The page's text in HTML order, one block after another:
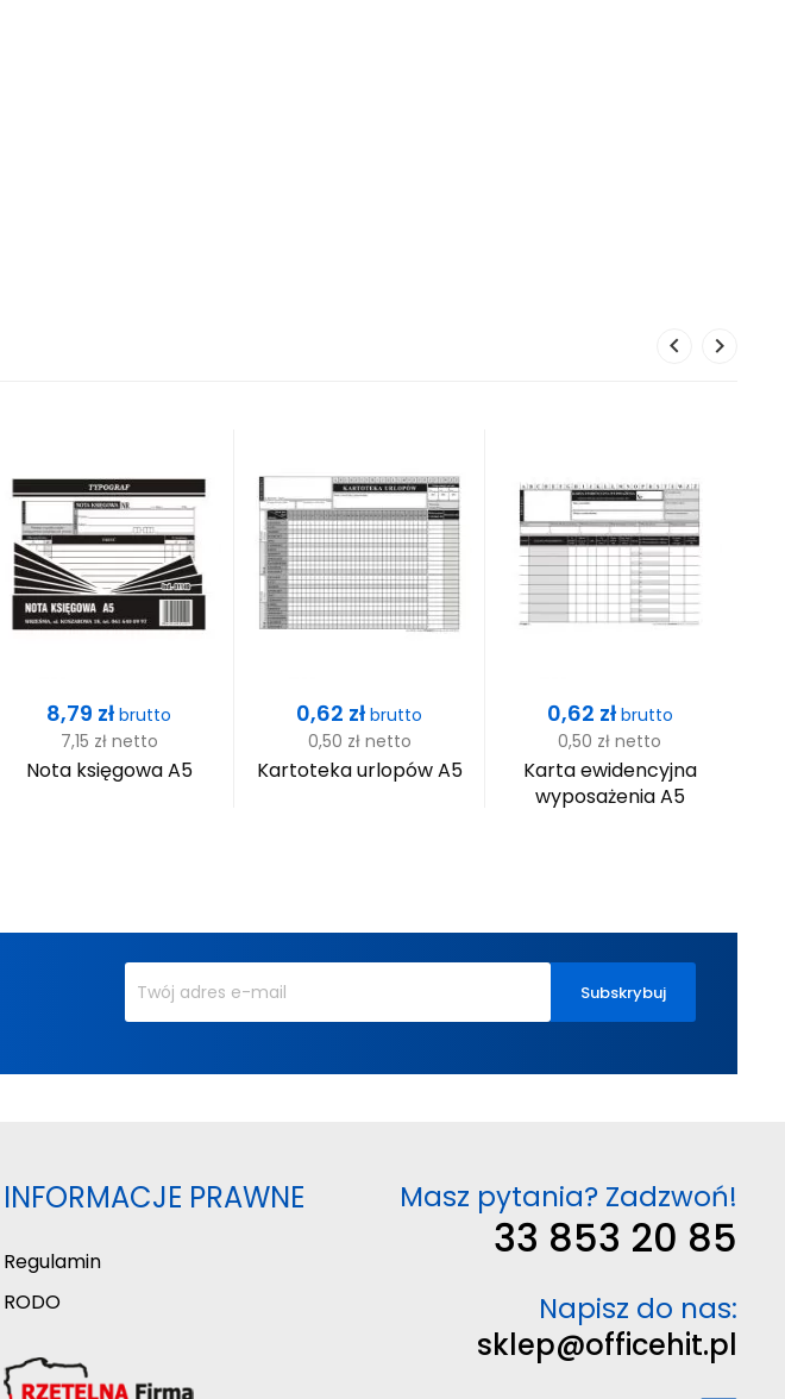
Cena
8,79 złbrutto
7,15 zł netto
Nota księgowa A5
Cena
0,62 złbrutto
0,50 zł netto
Kartoteka urlopów A5
Cena
0,62 zł brutto
0,50 zł netto
Karta ewidencyjna
wyposażenia A5
INFORMACJE PRAWNE
Regulamin
RODO
Masz pytania? Zadzwoń!
33 853 20 85
Napisz do nas:
sklep@officehit.pl